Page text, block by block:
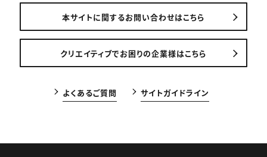
本サイトに関するお問い合わせはこちら
クリエイティブでお困りの企業様はこちら
よくあるご質問 サイトガイドライン